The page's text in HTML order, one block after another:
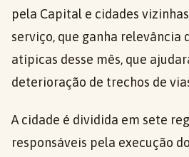
pela Capital e cidades
serviço, que ganha relevância
atípicas desse mês, que
deterioração de trechos de
A cidade é dividida em sete
responsáveis pela execução